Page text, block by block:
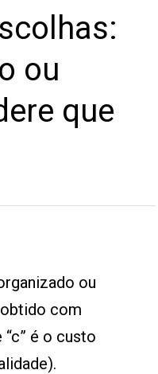
ou
que
ou
obtido com
é o custo